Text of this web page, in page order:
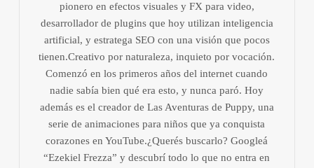
pionero en efectos visuales y FX para video,
desarrollador de plugins que hoy utilizan inteligencia
artificial, y estratega SEO con una visión que pocos
tienen.Creativo por naturaleza, inquieto por vocación.
Comenzó en los primeros años del internet cuando
nadie sabía bien qué era esto, y nunca paró. Hoy
además es el creador de Las Aventuras de Puppy, una
serie de animaciones para niños que ya conquista
corazones en YouTube.¿Querés buscarlo? Googleá
“Ezekiel Frezza” y descubrí todo lo que no entra en